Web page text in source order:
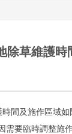
除草維護時
間及施作區域如
需要臨時調整施